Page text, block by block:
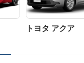
トヨタ アクア